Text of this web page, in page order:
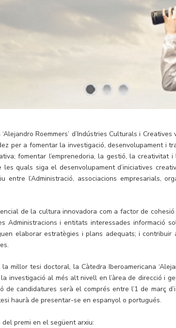
Roemmers’ d’Indústries Culturals i
per a fomentar la investigació, desenvolupament i
fomentar l’emprenedoria, la gestió, la creativitat
les quals siga el desenvolupament d’iniciatives
l’Administració, associacions empresarials,
de la cultura innovadora com a factor de
Administracions i entitats interessades informació
elaborar estratègies i plans adequats; i
millor tesi doctoral, la Càtedra Iberoamericana
investigació al més alt nivell en l’àrea de direcció i
de candidatures serà el comprés entre l’1 de març
haurà de presentar-se en espanyol o portugués.
premi en el següent arxiu: